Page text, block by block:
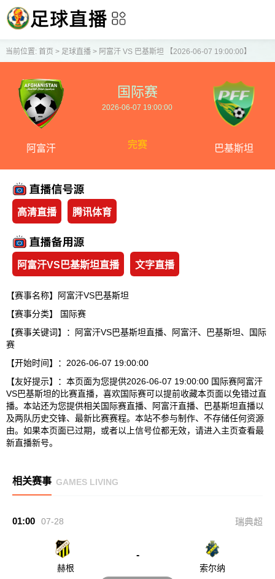
当前位置: 首页 > 足球直播> 阿富汗 VS 巴基斯坦 【2026-06-07 19:00:00】
阿富汗
国际赛
2026-06-07 19:00:00
完赛 巴基斯坦
高清直播 腾讯体育
阿富汗VS巴基斯坦直播 文字直播
【赛事名称】阿富汗VS巴基斯坦
【赛事分类】
国际赛
【赛事关键词】：阿富汗VS巴基斯坦直播、阿富汗、巴基斯坦、国际
赛
【开始时间】：2026-06-07 19:00:00
【友好提示】：本页面为您提供2026-06-07 19:00:00 国际赛阿富汗
VS巴基斯坦的比赛直播，喜欢国际赛可以提前收藏本页面以免错过直
播。本站还为您提供相关国际赛直播、阿富汗直播、巴基斯坦直播以
及两队历史交锋、最新比赛赛程。本站不参与制作、不存储任何资源
由。如果本页面已过期，或者以上信号位都无效，请进入主页查看最
新直播新号。
相关赛事 GAMES LIVING
01:00 07-28 瑞典超
赫根
-
索尔纳